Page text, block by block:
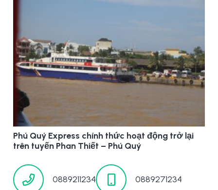
Phú Quý Express chính thức hoạt động trở lại
trên tuyến Phan Thiết – Phú Quý
0889211234 0889271234